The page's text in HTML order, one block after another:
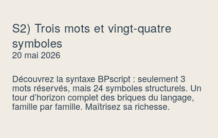
S2) Trois mots et vingt-quatre
symboles
20 mai 2026
Découvrez la syntaxe BPscript : seulement 3
mots réservés, mais 24 symboles structurels. Un
tour d’horizon complet des briques du langage,
famille par famille. Maîtrisez sa richesse.